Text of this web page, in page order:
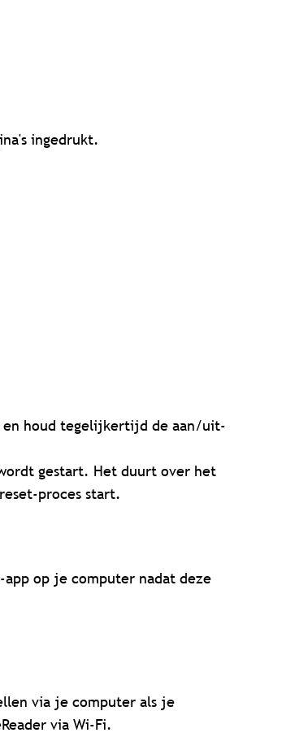
ingedrukt.
en houd tegelijkertijd de aan/uit-
gestart. Het duurt over het
proces start.
app op je computer nadat deze
via je computer als je
via Wi-Fi.